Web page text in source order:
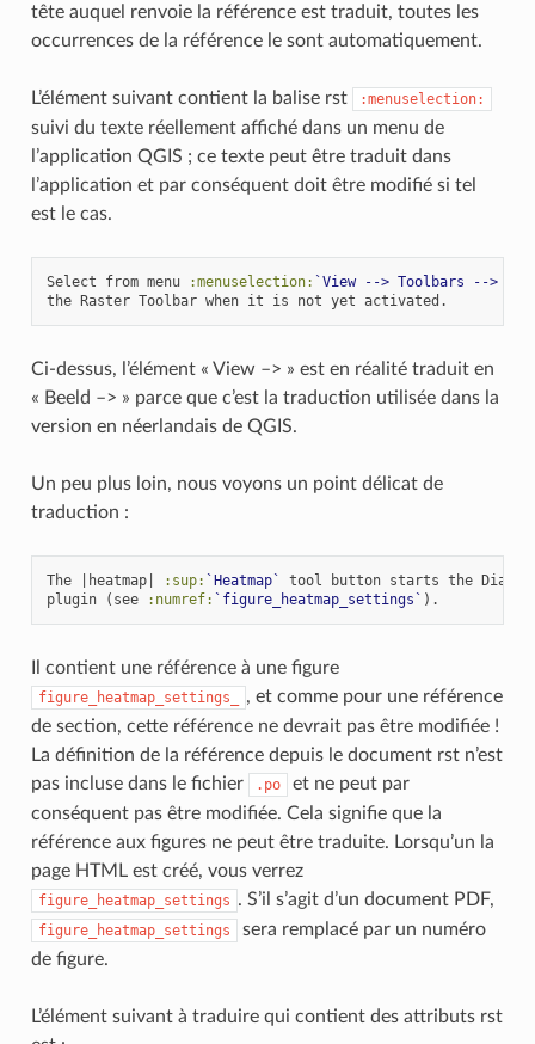
tête auquel renvoie la référence est traduit, toutes les
occurrences de la référence le sont automatiquement.
L’élément suivant contient la balise rst :menuselection:
suivi du texte réellement affiché dans un menu de
l’application QGIS ; ce texte peut être traduit dans
l’application et par conséquent doit être modifié si tel
est le cas.
Select from menu :menuselection: `View --> Toolbars -->
Ci-dessus, l’élément « View –> » est en réalité traduit en
« Beeld –> » parce que c’est la traduction utilisée dans la
version en néerlandais de QGIS.
Un peu plus loin, nous voyons un point délicat de
traduction :
The |heatmap| :sup: `Heatmap`
tool button starts the Dialog
plugin (see
:numref: `figure_heatmap_settings`
Il contient une référence à une figure
figure_heatmap_settings_
, et comme pour une référence
de section, cette référence ne devrait pas être modifiée !
La définition de la référence depuis le document rst n’est
pas incluse dans le fichier
.po
et ne peut par
conséquent pas être modifiée. Cela signifie que la
référence aux figures ne peut être traduite. Lorsqu’un la
page HTML est créé, vous verrez
figure_heatmap_settings . S’il s’agit d’un document PDF,
figure_heatmap_settings
sera remplacé par un numéro
de figure.
L’élément suivant à traduire qui contient des attributs rst